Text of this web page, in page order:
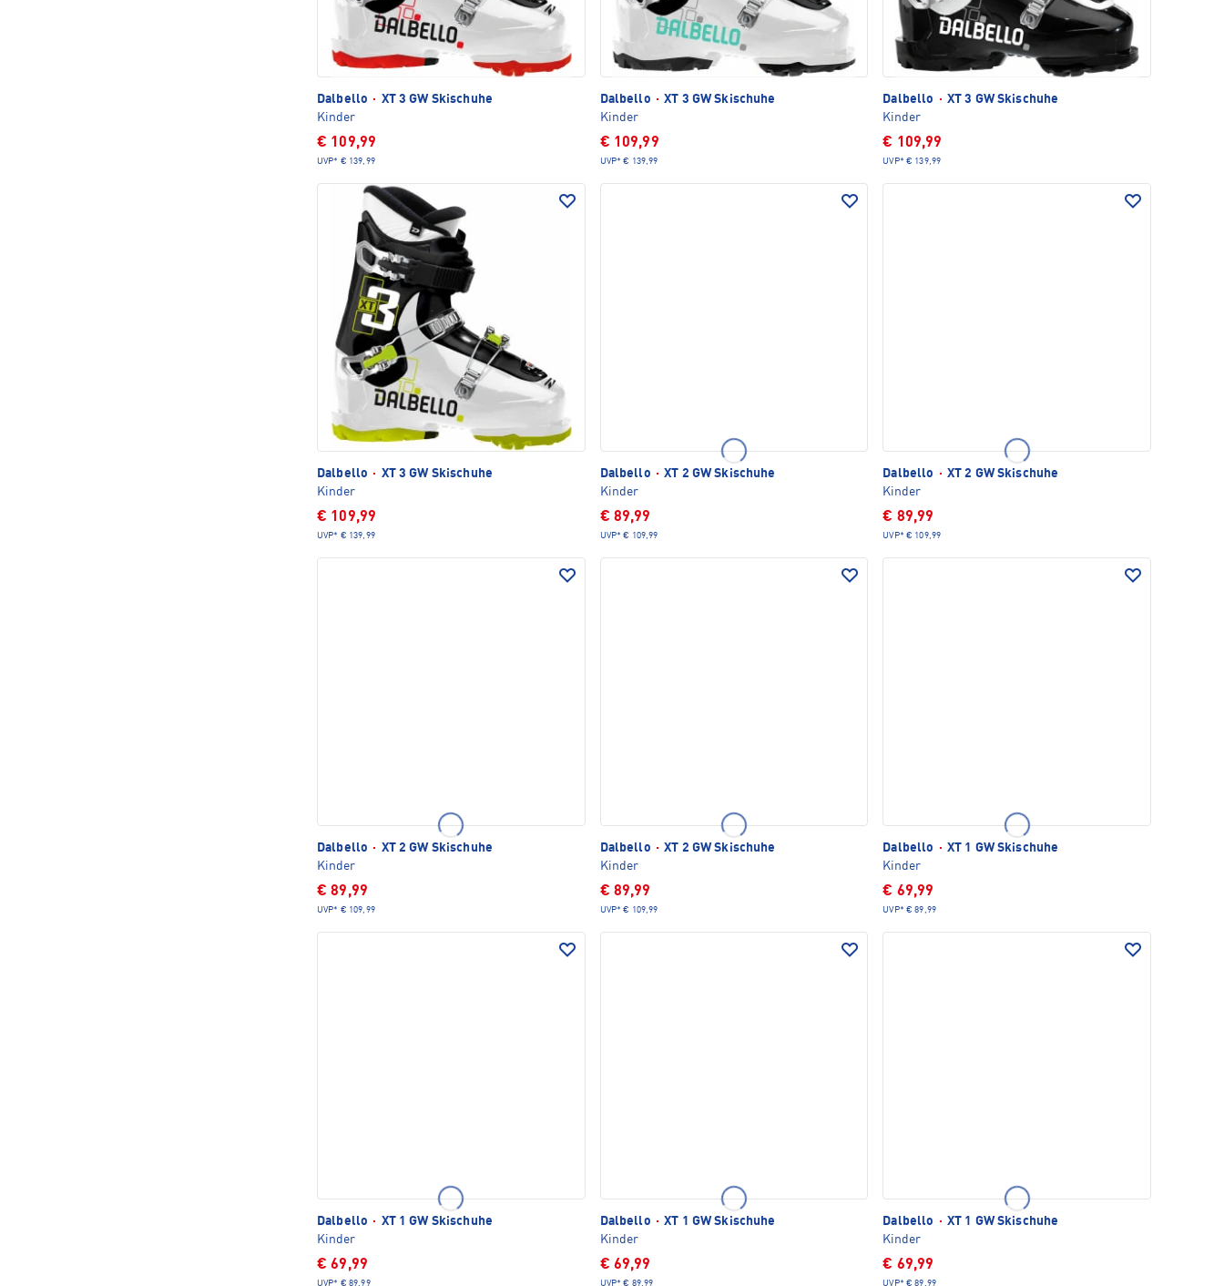
Dalbello · XT 3 GW Skischuhe
Kinder
€ 109,99
UVP* € 139,99
Dalbello · XT 3 GW Skischuhe
Kinder
€ 109,99
UVP* € 139,99
Dalbello · XT 3 GW Skischuhe
Kinder
€ 109,99
UVP* € 139,99
Dalbello · XT 3 GW Skischuhe
Kinder
€ 109,99
UVP* € 139,99
Dalbello · XT 2 GW Skischuhe
Kinder
€ 89,99
UVP* € 109,99
Dalbello · XT 2 GW Skischuhe
Kinder
€ 89,99
UVP* € 109,99
Dalbello · XT 2 GW Skischuhe
Kinder
€ 89,99
UVP* € 109,99
Dalbello · XT 2 GW Skischuhe
Kinder
€ 89,99
UVP* € 109,99
Dalbello · XT 1 GW Skischuhe
Kinder
€ 69,99
UVP* € 89,99
Dalbello · XT 1 GW Skischuhe
Kinder
€ 69,99
UVP* € 89,99
Dalbello · XT 1 GW Skischuhe
Kinder
€ 69,99
UVP* € 89,99
Dalbello · XT 1 GW Skischuhe
Kinder
€ 69,99
UVP* € 89,99